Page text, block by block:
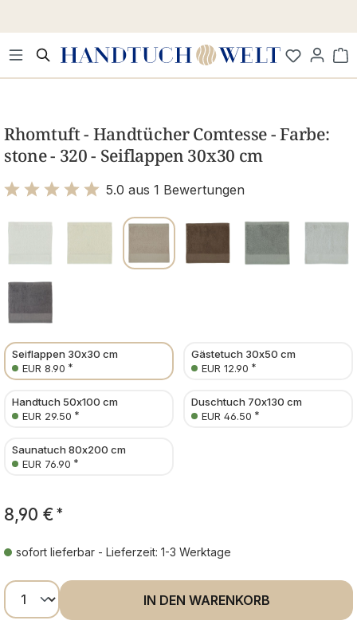
Rhomtuft - Handtücher Comtesse - Farbe:
stone - 320 - Seiflappen 30x30 cm
5.0 aus 1 Bewertungen
Seiflappen 30x30 cm
EUR 8.90 *
Gästetuch 30x50 cm
EUR 12.90 *
Handtuch 50x100 cm
EUR 29.50 *
Duschtuch 70x130 cm
EUR 46.50 *
Saunatuch 80x200 cm
EUR 76.90 *
8,90 € *
sofort lieferbar - Lieferzeit: 1-3 Werktage
Produkt Anzahl: Gib den gewünschten
IN DEN WARENKORB